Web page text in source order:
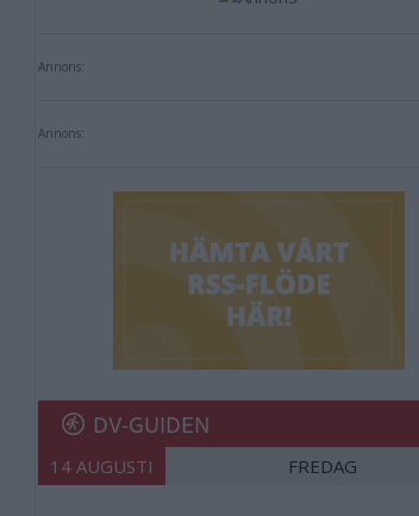
Annons:
Annons:
DV-GUIDEN
14 AUGUSTI FREDAG